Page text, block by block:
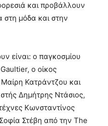
και προβάλλουν
στη μόδα και στην
είναι: ο παγκοσμίου
ο οίκος
Μαίρη Κατράντζου και
Δημήτρης Ντάσιος,
Κωνσταντίνος
Στέβη από την The